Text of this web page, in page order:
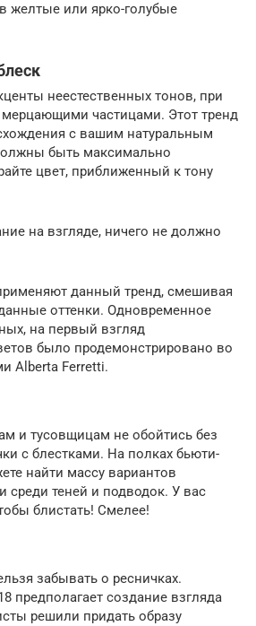
желтые или ярко-голубые
неестественных тонов, при
мерцающими частицами. Этот тренд
с вашим натуральным
быть максимально
цвет, приближенный к тону
на взгляде, ничего не должно
данный тренд, смешивая
оттенки. Одновременное
на первый взгляд
было продемонстрировано во
Alberta Ferretti.
и тусовщицам не обойтись без
с блестками. На полках бьюти-
найти массу вариантов
среди теней и подводок. У вас
блистать! Смелее!
забывать о ресничках.
предполагает создание взгляда
решили придать образу